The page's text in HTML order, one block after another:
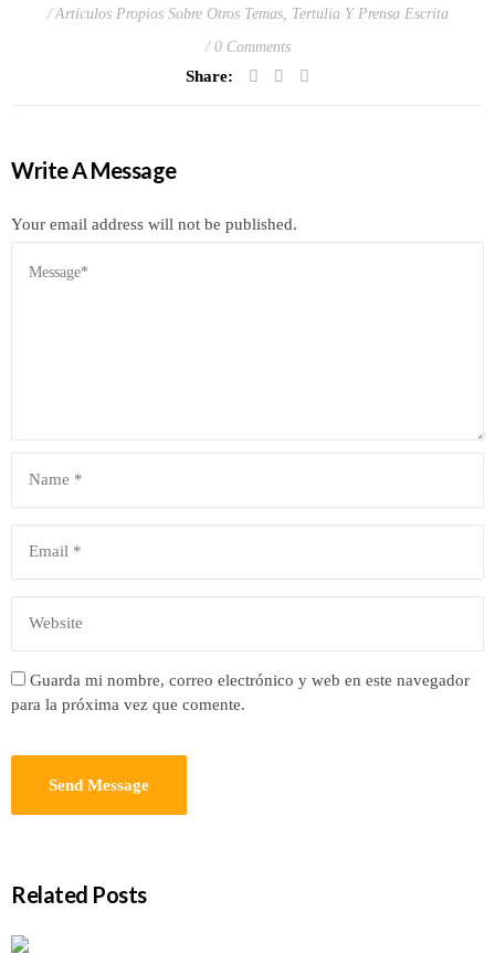
Artículos Propios Sobre Otros Temas, Tertulia Y Prensa Escrita
0 Comments
Share:
Write A Message
Your email address will not be published.
Guarda mi nombre, correo electrónico y web en este navegador
para la próxima vez que comente.
Related Posts